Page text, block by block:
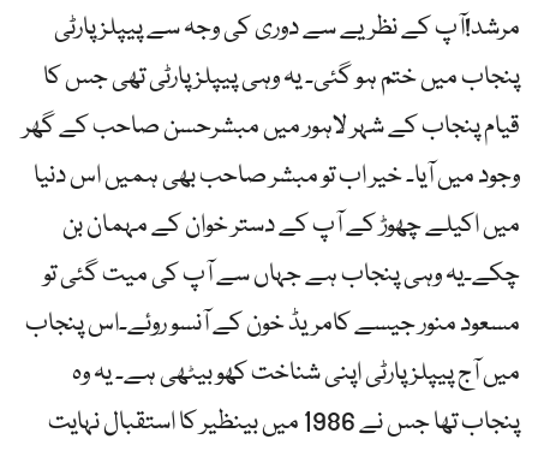
مرشد!آپ کے نظریے سے دوری کی وجہ سے پیپلز پارٹی
پنجاب میں ختم ہو گئی۔ یہ وہی پیپلز پارٹی تھی جس کا
قیام پنجاب کے شہر لاہور میں مبشرحسن صاحب کے گھر
وجود میں آیا۔ خیر اب تو مبشر صاحب بھی ہمیں اس دنیا
میں اکیلے چھوڑ کے آپ کے دستر خوان کے مہمان بن
چکے۔یہ وہی پنجاب ہے جہاں سے آپ کی میت گئی تو
مسعود منور جیسے کامریڈ خون کے آنسو روئے۔اس پنجاب
میں آج پیپلز پارٹی اپنی شناخت کھو بیٹھی ہے۔ یہ وہ
پنجاب تھا جس نے 1986 میں بینظیر کا استقبال نہایت